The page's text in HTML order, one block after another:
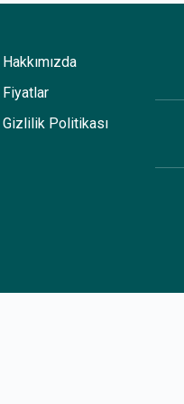
Hakkımızda
Fiyatlar
Gizlilik Politikası